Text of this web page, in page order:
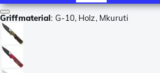
Griffmaterial: G-10, Holz, Mkuruti